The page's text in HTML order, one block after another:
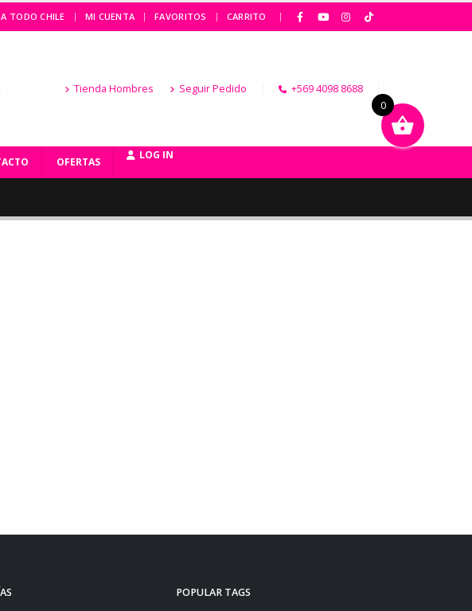
TODO CHILE | MI CUENTA FAVORITOS CARRITO |
Tienda Hombres Seguir Pedido +569 4098 8688
OFERTAS
LOG IN
POPULAR TAGS
0